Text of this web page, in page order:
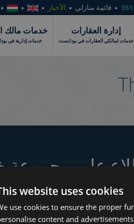
قائمة منازلي الأخبار
إدارة العقارات
خدمات لمالكي العقارات في بودابست
خدمات مالك
خدمات إدارية في
على مجموعة
www.tower-
www.towerassistance.com
website uses cookies
use cookies to ensure the proper
content and